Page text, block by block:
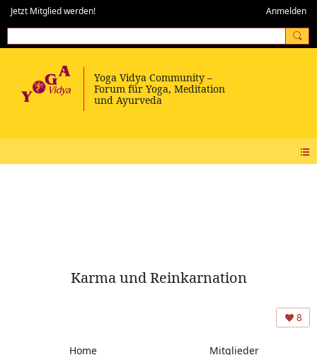
Jetzt Mitglied werden! Anmelden
Karma und Reinkarnation
8
Home Mitglieder